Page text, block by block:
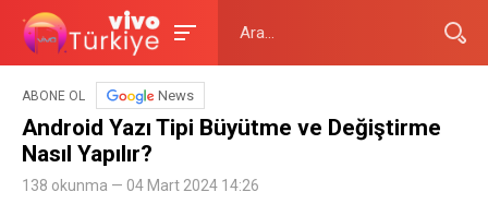
ABONE OL News
Android Yazı Tipi Büyütme ve Değiştirme
Nasıl Yapılır?
138 okunma — 04 Mart 2024 14:26